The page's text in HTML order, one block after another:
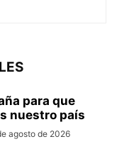
para que
nuestro país
agosto de 2026